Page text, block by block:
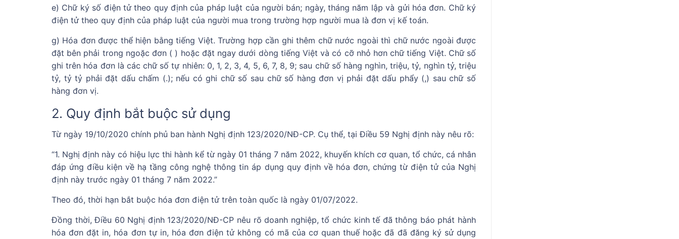
e) Chữ ký số điện tử theo quy định của pháp luật của người bán; ngày, tháng năm lập và gửi hóa đơn. Chữ ký
điện tử theo quy định của pháp luật của người mua trong trường hợp người mua là đơn vị kế toán.
g) Hóa đơn được thể hiện bằng tiếng Việt. Trường hợp cần ghi thêm chữ nước ngoài thì chữ nước ngoài được
đặt bên phải trong ngoặc đơn ( ) hoặc đặt ngay dưới dòng tiếng Việt và có cỡ nhỏ hơn chữ tiếng Việt. Chữ số
ghi trên hóa đơn là các chữ số tự nhiên: 0, 1, 2, 3, 4, 5, 6, 7, 8, 9; sau chữ số hàng nghìn, triệu, tỷ, nghìn tỷ, triệu
tỷ, tỷ tỷ phải đặt dấu chấm (.); nếu có ghi chữ số sau chữ số hàng đơn vị phải đặt dấu phẩy (,) sau chữ số
hàng đơn vị.
2. Quy định bắt buộc sử dụng
Từ ngày 19/10/2020 chính phủ ban hành Nghị định 123/2020/NĐ-CP. Cụ thể, tại Điều 59 Nghị định này nêu rõ:
“1. Nghị định này có hiệu lực thi hành kể từ ngày 01 tháng 7 năm 2022, khuyến khích cơ quan, tổ chức, cá nhân
đáp ứng điều kiện về hạ tầng công nghệ thông tin áp dụng quy định về hóa đơn, chứng từ điện tử của Nghị
định này trước ngày 01 tháng 7 năm 2022.”
Theo đó, thời hạn bắt buộc hóa đơn điện tử trên toàn quốc là ngày 01/07/2022.
Đồng thời, Điều 60 Nghị định 123/2020/NĐ-CP nêu rõ doanh nghiệp, tổ chức kinh tế đã thông báo phát hành
hóa đơn đặt in, hóa đơn tự in, hóa đơn điện tử không có mã của cơ quan thuế hoặc đã đã đăng ký sử dụng